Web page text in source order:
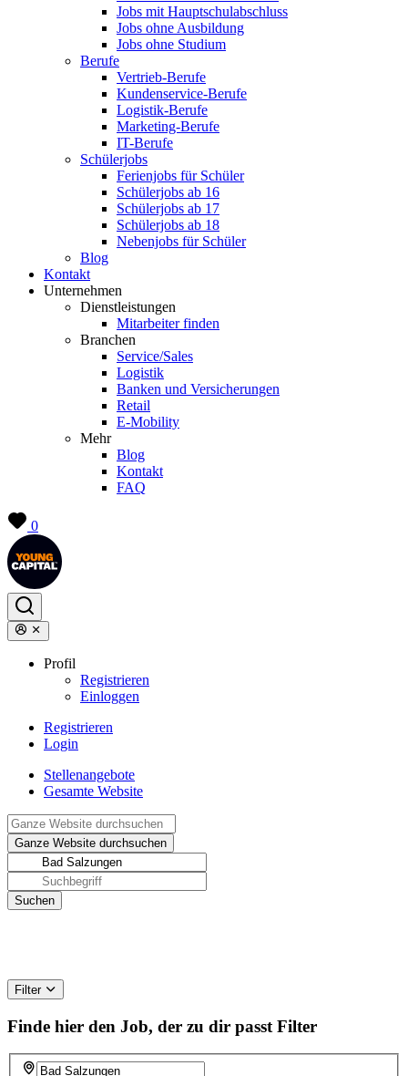
Jobs mit Hauptschulabschluss
Jobs ohne Ausbildung
Jobs ohne Studium
Berufe
Vertrieb-Berufe
Kundenservice-Berufe
Logistik-Berufe
Marketing-Berufe
IT-Berufe
Schülerjobs
Ferienjobs für Schüler
Schülerjobs ab 16
Schülerjobs ab 17
Schülerjobs ab 18
Nebenjobs für Schüler
Blog
Kontakt
Unternehmen
Dienstleistungen
Mitarbeiter finden
Branchen
Service/Sales
Logistik
Banken und Versicherungen
Retail
E-Mobility
Mehr
Blog
Kontakt
FAQ
0
Profil
Registrieren
Einloggen
Registrieren
Login
Stellenangebote
Gesamte Website
Filter
Finde hier den Job, der zu dir passt Filter